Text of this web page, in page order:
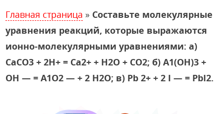
Главная страница » Составьте молекулярные
уравнения реакций, которые выражаются
ионно-молекулярными уравнениями: а)
СаСО3 + 2Н+ = Са2+ + Н2O + СO2; б) А1(ОН)3 +
ОН — = А1O2 — + 2 Н2O; в) Рb 2+ + 2 I — = РbI2.